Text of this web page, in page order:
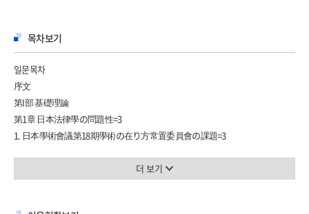
목차보기
일문목차
序文
第I部 基礎理論
第1章 日本法律學の問題性=3
1. 日本學術會議第18期學術の在り方常置委員會の課題=3
3. 日本商法典と商法學の虛構性=5더 보기